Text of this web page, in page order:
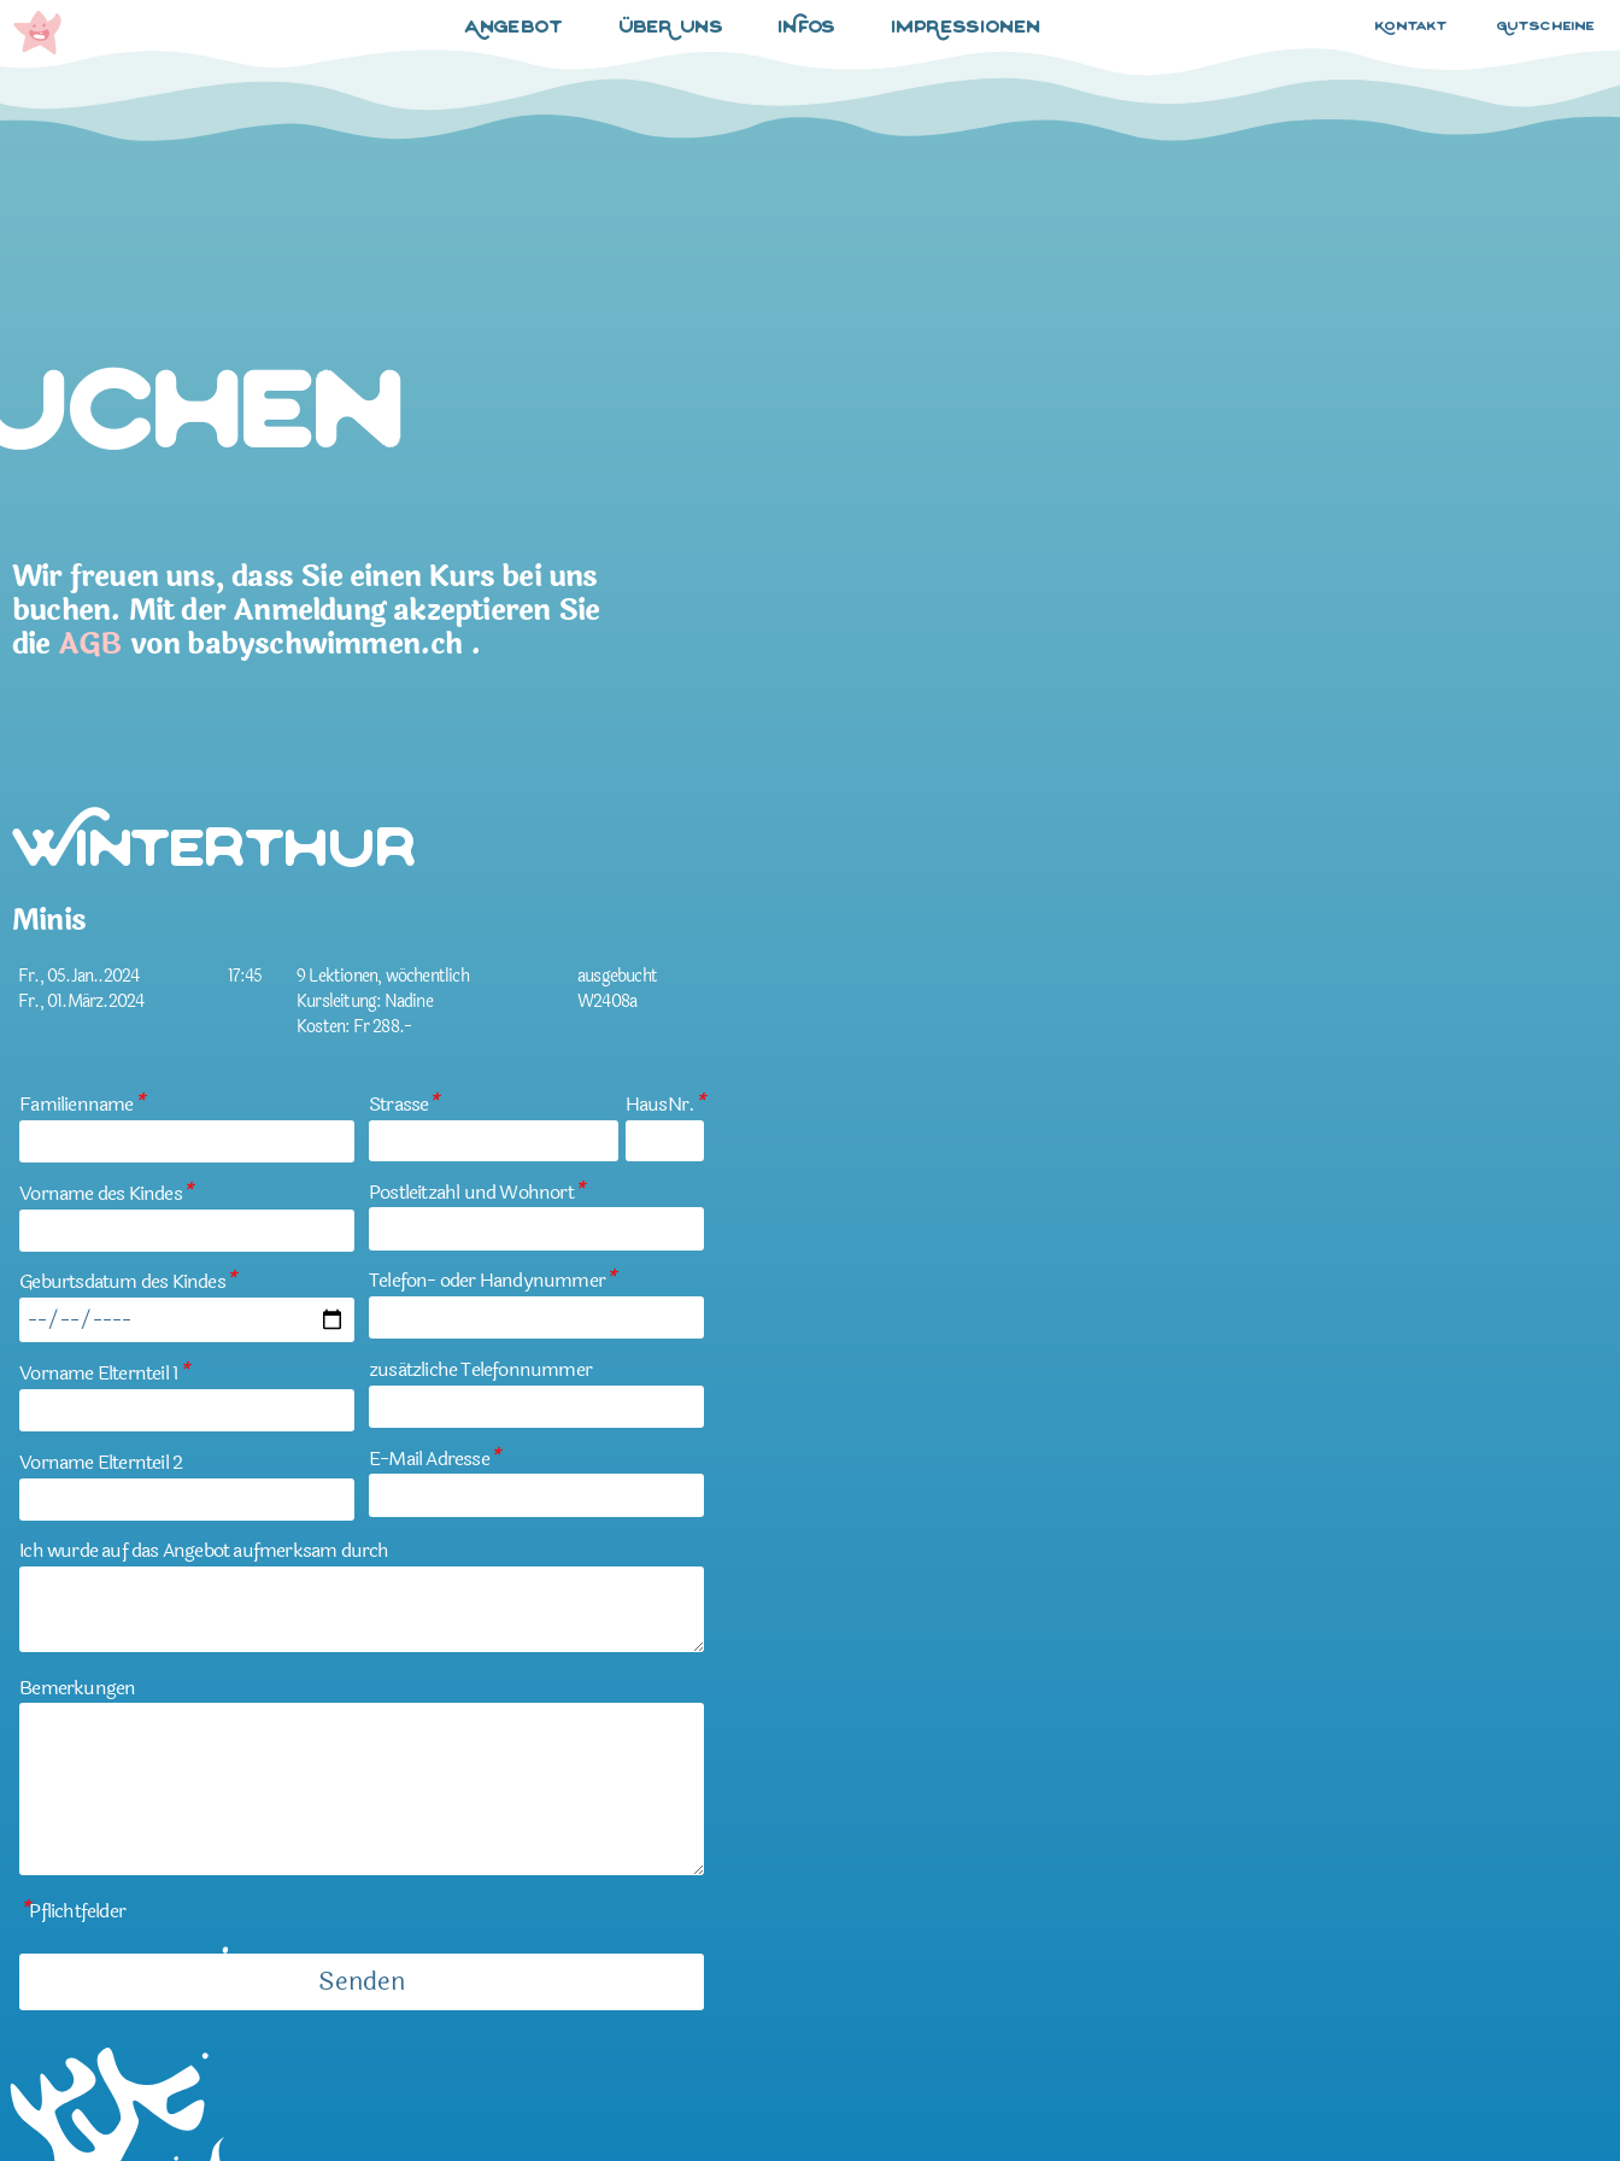
Angebot übeR uns iNfos impRessionen Kontakt Gutscheine
Wir freuen uns, dass Sie einen Kurs bei uns
buchen. Mit der Anmeldung akzeptieren Sie
die AGB von babyschwimmen.ch .
Winterthur
Minis
Fr., 05.Jan..2024
Fr., 01.März.2024
17:45
9 Lektionen, wöchentlich
Kursleitung: Nadine
Kosten: Fr 288.-
ausgebucht
W2408a
Familienname*
Vorname des Kindes*
Geburtsdatum des Kindes*
Vorname Elternteil 1 *
Vorname Elternteil 2
Strasse* HausNr. *
Postleitzahl und Wohnort*
Telefon- oder Handynummer*
zusätzliche Telefonnummer
E-Mail Adresse*
Ich wurde auf das Angebot aufmerksam durch
Bemerkungen
*Pflichtfelder